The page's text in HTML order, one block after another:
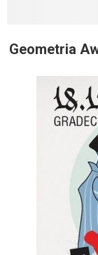
Geometria